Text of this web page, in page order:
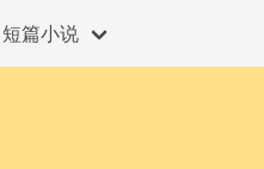
短篇小说